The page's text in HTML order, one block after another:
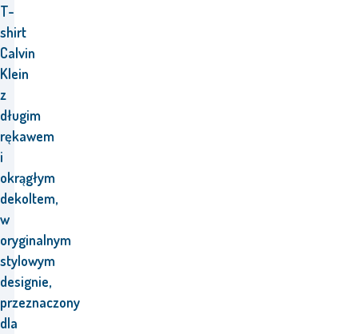
T-
shirt
Calvin
Klein
z
długim
rękawem
i
okrągłym
dekoltem,
w
oryginalnym
stylowym
designie,
przeznaczony
dla